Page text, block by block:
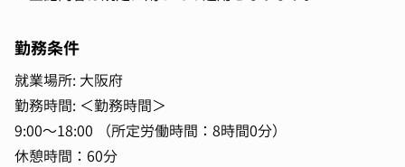
勤務条件
就業場所: 大阪府
勤務時間: ＜勤務時間＞
9:00～18:00 （所定労働時間：8時間0分）
休憩時間：60分